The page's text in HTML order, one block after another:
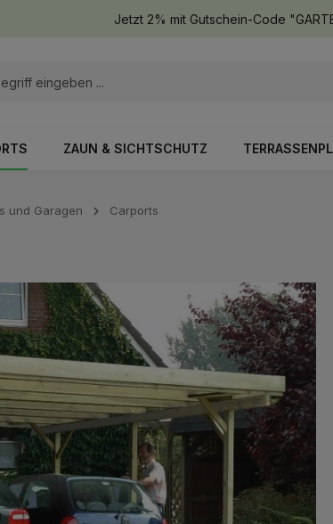
Jetzt 2% mit Gutschein-Code
ZAUN & SICHTSCHUTZ
und Garagen Carports